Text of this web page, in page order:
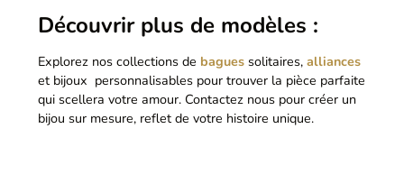
Découvrir plus de modèles :
Explorez nos collections de bagues solitaires,alliances
et bijoux personnalisables pour trouver la pièce parfaite
qui scellera votre amour. Contactez nous pour créer un
bijou sur mesure, reflet de votre histoire unique.